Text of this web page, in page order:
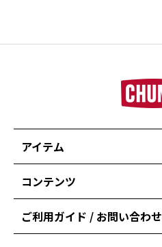
アイテム
コンテンツ
ご利用ガイド / お問い合わせ